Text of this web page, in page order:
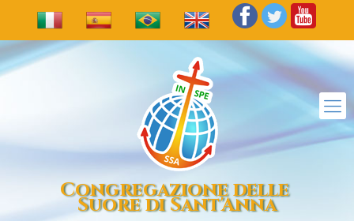
Congregazione delle
Suore di Sant'Anna